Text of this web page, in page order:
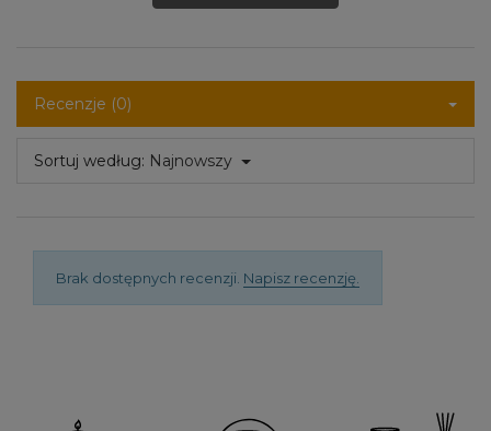
Recenzje (0)
Sortuj według: Najnowszy
Brak dostępnych recenzji. Napisz recenzję.